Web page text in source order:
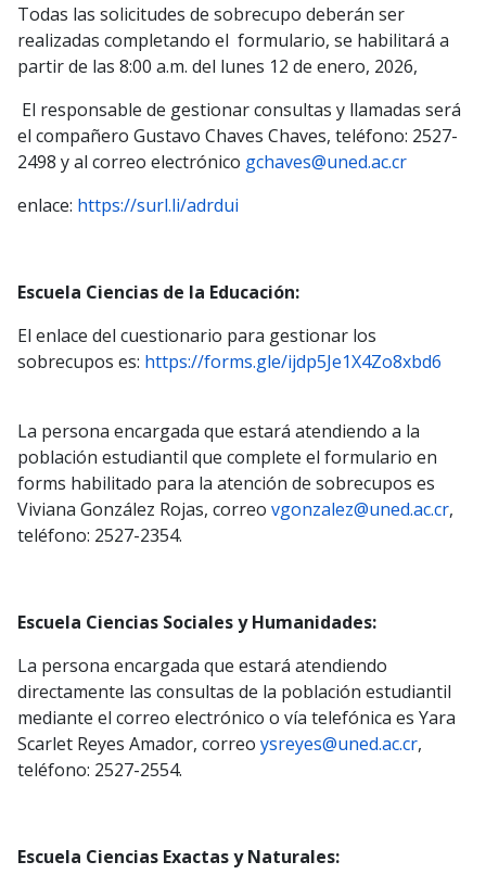
Todas las solicitudes de sobrecupo deberán ser
realizadas completando el formulario, se habilitará a
partir de las 8:00 a.m. del lunes 12 de enero, 2026,
El responsable de gestionar consultas y llamadas será
el compañero Gustavo Chaves Chaves, teléfono: 2527-
2498 y al correo electrónico gchaves@uned.ac.cr
enlace: https://surl.li/adrdui
Escuela Ciencias de la Educación:
El enlace del cuestionario para gestionar los
sobrecupos es: https://forms.gle/ijdp5Je1X4Zo8xbd6
La persona encargada que estará atendiendo a la
población estudiantil que complete el formulario en
forms habilitado para la atención de sobrecupos es
Viviana González Rojas, correo vgonzalez@uned.ac.cr,
teléfono: 2527-2354.
Escuela Ciencias Sociales y Humanidades:
La persona encargada que estará atendiendo
directamente las consultas de la población estudiantil
mediante el correo electrónico o vía telefónica es Yara
Scarlet Reyes Amador, correo ysreyes@uned.ac.cr,
teléfono: 2527-2554.
Escuela Ciencias Exactas y Naturales: